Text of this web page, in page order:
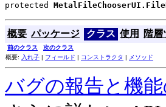
protected
概要 パッケージ クラス 使用 階層
前のクラス 次のクラス
概要: 入れ子 | フィールド | コンストラクタ | メソッド
バグの報告と機